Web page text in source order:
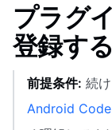
プラグ
登録する
前提条件: 続
Android